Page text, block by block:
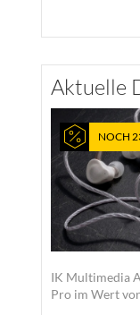
Aktuelle
NOCH
IK Multimedia
Pro im Wert